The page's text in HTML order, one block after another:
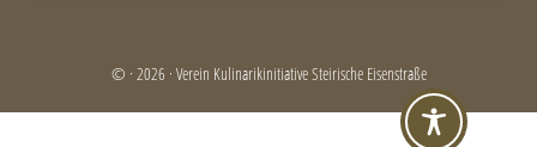
© · 2026 · Verein Kulinarikinitiative Steirische Eisenstraße